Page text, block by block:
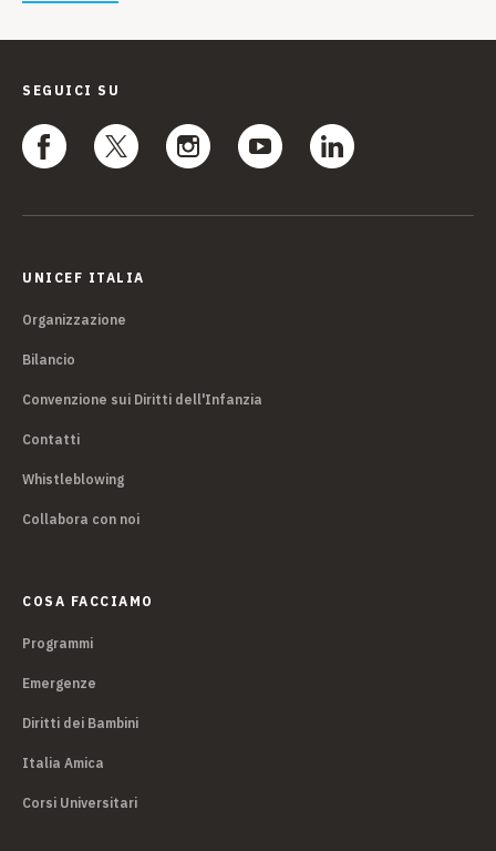
SEGUICI SU
UNICEF ITALIA
Organizzazione
Bilancio
Convenzione sui Diritti dell'Infanzia
Contatti
Whistleblowing
Collabora con noi
COSA FACCIAMO
Programmi
Emergenze
Diritti dei Bambini
Italia Amica
Corsi Universitari